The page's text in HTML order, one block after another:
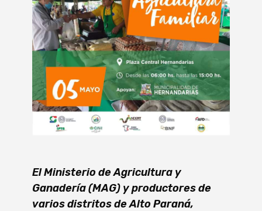
El Ministerio de Agricultura y
Ganadería (MAG) y productores de
varios distritos de Alto Paraná,